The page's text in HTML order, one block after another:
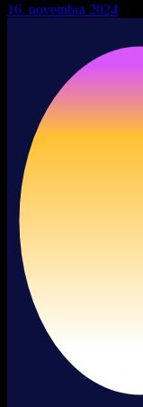
16. novembra 2024